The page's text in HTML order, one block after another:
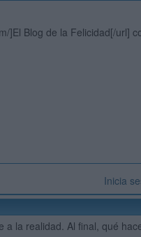
]El Blog de la Felicidad[/url]
Inicia
a la realidad. Al final, qué